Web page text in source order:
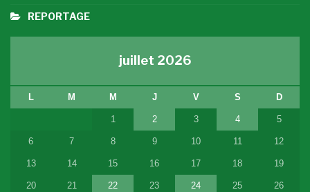
REPORTAGE
juillet 2026
L M M J V S D
1 2 3 4 5
6 7 8 9 10 11 12
13 14 15 16 17 18 19
20 21 22 23 24 25 26